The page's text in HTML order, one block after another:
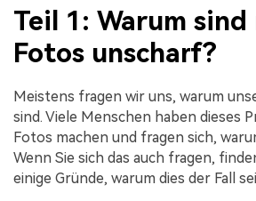
Teil 1: Warum sind
Fotos unscharf?
Meistens fragen wir uns, warum
sind. Viele Menschen haben dieses
Fotos machen und fragen sich,
Wenn Sie sich das auch fragen,
einige Gründe, warum dies der Fall